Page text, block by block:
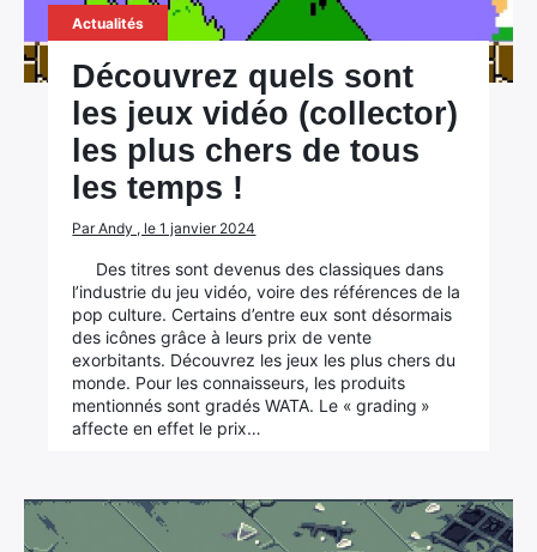
Actualités
Découvrez quels sont
les jeux vidéo (collector)
les plus chers de tous
les temps !
Par Andy , le 1 janvier 2024
Des titres sont devenus des classiques dans
l’industrie du jeu vidéo, voire des références de la
pop culture. Certains d’entre eux sont désormais
des icônes grâce à leurs prix de vente
exorbitants. Découvrez les jeux les plus chers du
monde. Pour les connaisseurs, les produits
mentionnés sont gradés WATA. Le « grading »
affecte en effet le prix…